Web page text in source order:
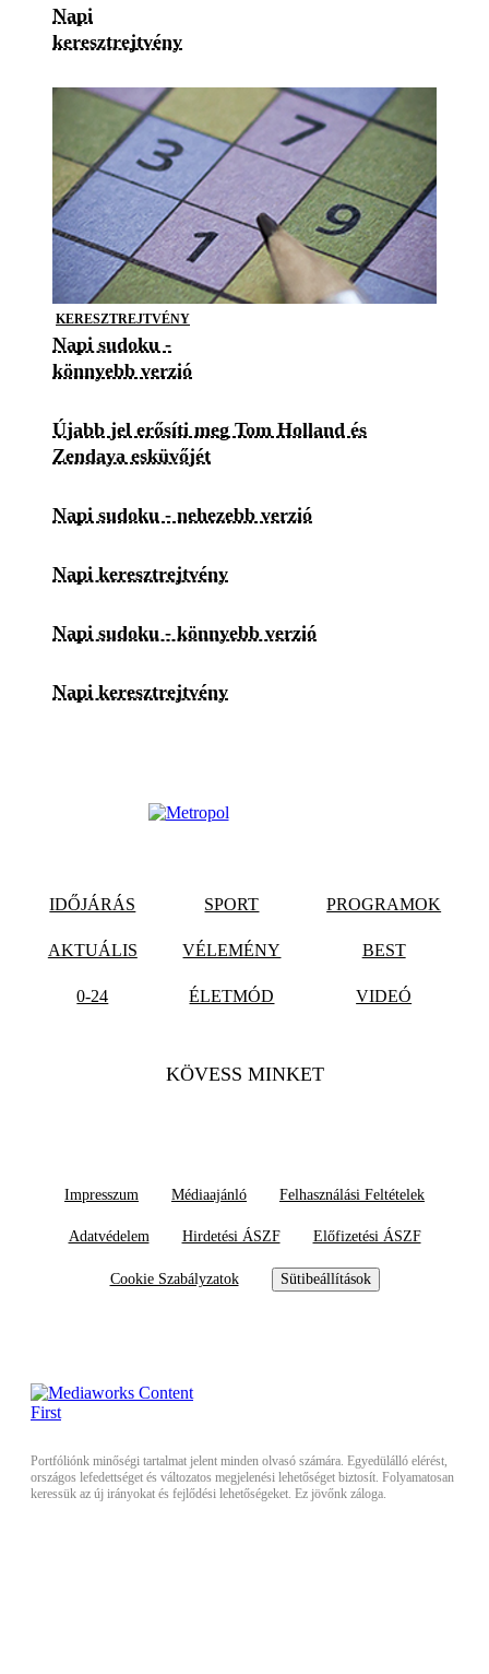
Napi
keresztrejtvény
KERESZTREJTVÉNY
Napi sudoku -
könnyebb verzió
Újabb jel erősíti meg Tom Holland és
Zendaya esküvőjét
Napi sudoku - nehezebb verzió
Napi keresztrejtvény
Napi sudoku - könnyebb verzió
Napi keresztrejtvény
IDŐJÁRÁS SPORT PROGRAMOK
AKTUÁLIS VÉLEMÉNY BEST
0-24 ÉLETMÓD VIDEÓ
KÖVESS MINKET
Impresszum Médiaajánló Felhasználási Feltételek
Adatvédelem Hirdetési ÁSZF Előfizetési ÁSZF
Cookie Szabályzatok Sütibeállítások
Portfóliónk minőségi tartalmat jelent minden olvasó számára. Egyedülálló elérést,
országos lefedettséget és változatos megjelenési lehetőséget biztosít. Folyamatosan
keressük az új irányokat és fejlődési lehetőségeket. Ez jövőnk záloga.